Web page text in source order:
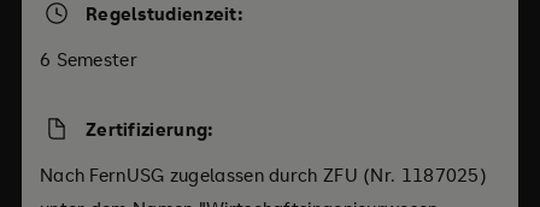
Regelstudienzeit:
6 Semester
Zertifizierung:
Nach FernUSG zugelassen durch ZFU (Nr. 1187025)